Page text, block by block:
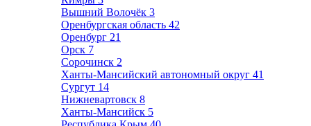
Вышний Волочёк 3
Оренбургская область 42
Оренбург 21
Орск 7
Сорочинск 2
Ханты-Мансийский автономный округ 41
Сургут 14
Нижневартовск 8
Ханты-Мансийск 5